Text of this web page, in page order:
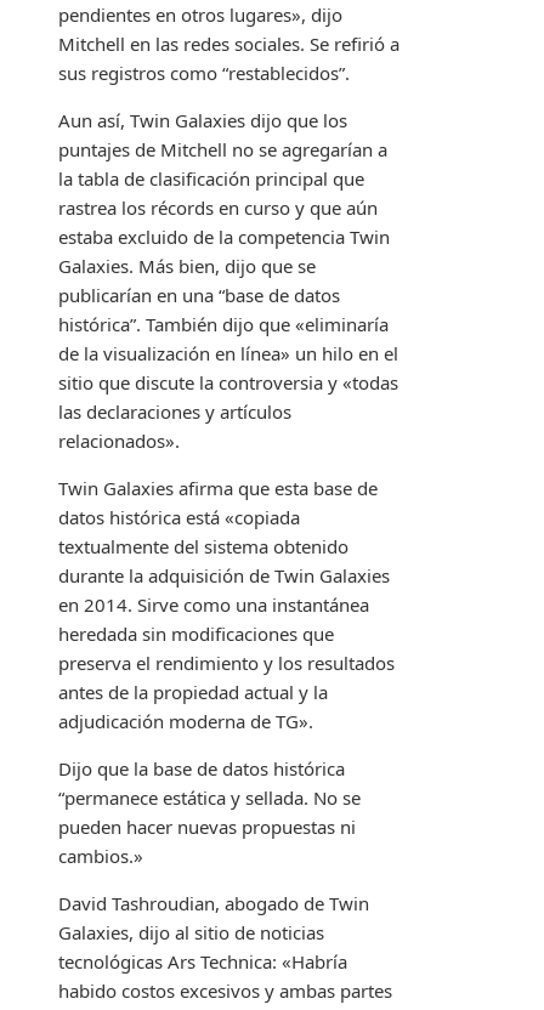
pendientes en otros lugares», dijo
Mitchell en las redes sociales. Se refirió a
sus registros como “restablecidos”.
Aun así, Twin Galaxies dijo que los
puntajes de Mitchell no se agregarían a
la tabla de clasificación principal que
rastrea los récords en curso y que aún
estaba excluido de la competencia Twin
Galaxies. Más bien, dijo que se
publicarían en una “base de datos
histórica”. También dijo que «eliminaría
de la visualización en línea» un hilo en el
sitio que discute la controversia y «todas
las declaraciones y artículos
relacionados».
Twin Galaxies afirma que esta base de
datos histórica está «copiada
textualmente del sistema obtenido
durante la adquisición de Twin Galaxies
en 2014. Sirve como una instantánea
heredada sin modificaciones que
preserva el rendimiento y los resultados
antes de la propiedad actual y la
adjudicación moderna de TG».
Dijo que la base de datos histórica
“permanece estática y sellada. No se
pueden hacer nuevas propuestas ni
cambios.»
David Tashroudian, abogado de Twin
Galaxies, dijo al sitio de noticias
tecnológicas Ars Technica: «Habría
habido costos excesivos y ambas partes